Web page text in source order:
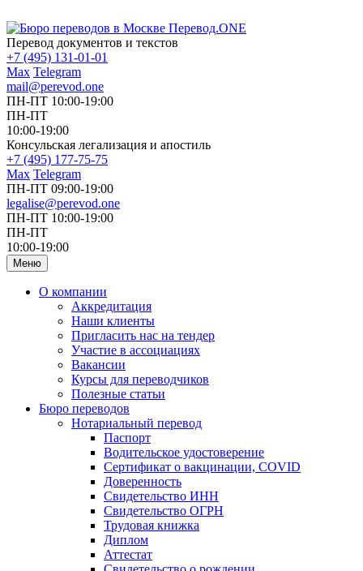
Перевод документов и текстов
+7 (495) 131-01-01
Max Telegram
mail@perevod.one
ПН-ПТ 10:00-19:00
ПН-ПТ
10:00-19:00
Консульская легализация и апостиль
+7 (495) 177-75-75
Max Telegram
ПН-ПТ 09:00-19:00
legalise@perevod.one
ПН-ПТ 10:00-19:00
ПН-ПТ
10:00-19:00
Меню
О компании
Аккредитация
Наши клиенты
Пригласить нас на тендер
Участие в ассоциациях
Вакансии
Курсы для переводчиков
Полезные статьи
Бюро переводов
Нотариальный перевод
Паспорт
Водительское удостоверение
Сертификат о вакцинации, COVID
Доверенность
Свидетельство ИНН
Свидетельство ОГРН
Трудовая книжка
Диплом
Аттестат